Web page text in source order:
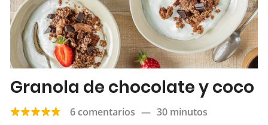
Granola de chocolate y coco
6 comentarios — 30 minutos